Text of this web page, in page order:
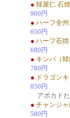
● 韓屋仁 石
900円
● ハーフ全
650円
● ハーフ石
680円
● キンパ（
780円
● ドラゴン
850円
アボカド
● チャンジ
580円